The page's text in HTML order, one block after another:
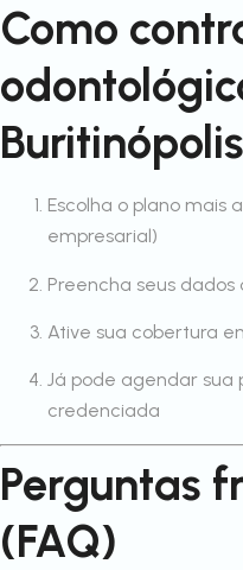
Como
Escolha o plano mais
empresarial)
Preencha seus dados
Ative sua cobertura
Já pode agendar sua
credenciada
Perguntas
(FAQ)